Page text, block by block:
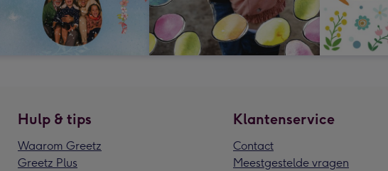
Hulp & tips
Waarom Greetz
Greetz Plus
Klantenservice
Contact
Meestgestelde vragen